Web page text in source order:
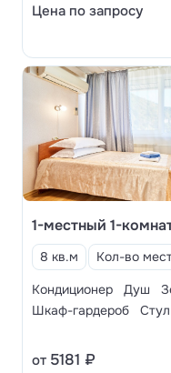
Цена по запросу
1-местный 1-
8 кв.м
Кол-во
Кондиционер
Душ
Шкаф-гардероб
Стул
от 5181 ₽